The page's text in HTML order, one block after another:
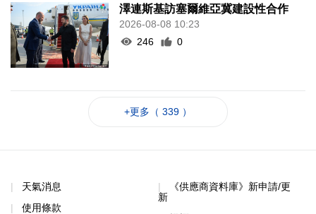
澤連斯基訪塞爾維亞冀建設性合作
2026-08-08 10:23
246
0
+更多（ 339 ）
天氣消息
使用條款
《供應商資料庫》新申請/更
新